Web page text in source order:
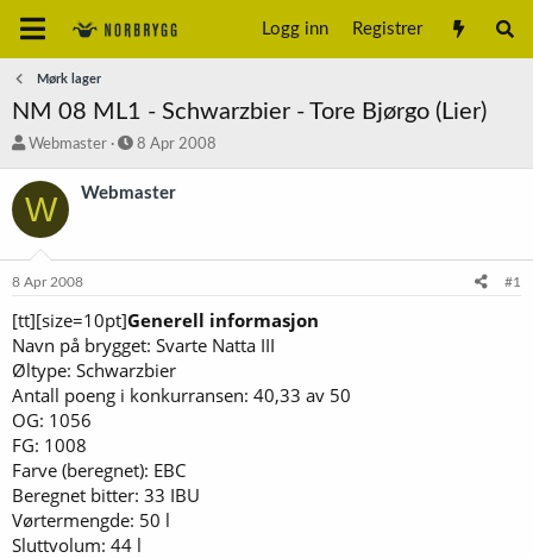
Logg inn Registrer
Mørk lager
NM 08 ML1 - Schwarzbier - Tore Bjørgo (Lier)
T
å
d
t
r
Webmaster
S
a
o
8 Apr 2008
W Webmaster
8 Apr 2008 #1
[tt][size=10pt]Generell informasjon
Navn på brygget: Svarte Natta III
Øltype: Schwarzbier
Antall poeng i konkurransen: 40,33 av 50
OG: 1056
FG: 1008
Farve (beregnet): EBC
Beregnet bitter: 33 IBU
Vørtermengde: 50 l
Sluttvolum: 44 l